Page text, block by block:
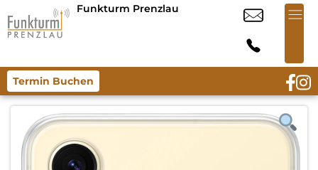
Funkturm Prenzlau
Termin Buchen